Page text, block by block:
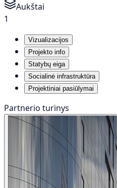
Aukštai
1
Vizualizacijos
Projekto info
Statybų eiga
Socialinė infrastruktūra
Projektiniai pasiūlymai
Partnerio turinys